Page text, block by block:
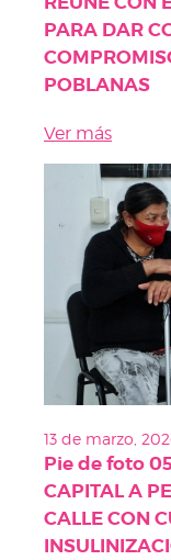
PARA DAR
POBLANAS
Ver más
13 de marzo,
Pie de foto
CAPITAL A
CALLE CON